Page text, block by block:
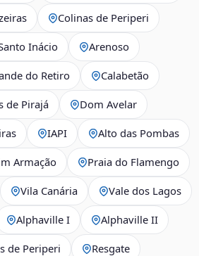
Colinas de Periperi
Inácio Arenoso
do Retiro Calabetão
de Pirajá Dom Avelar
IAPI Alto das Pombas
Armação Praia do Flamengo
Vila Canária Vale dos Lagos
Alphaville I Alphaville II
de Periperi Resgate